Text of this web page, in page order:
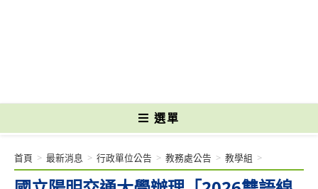
選單
首頁 > 最新消息 > 行政單位公告 > 教務處公告 > 教學組 >